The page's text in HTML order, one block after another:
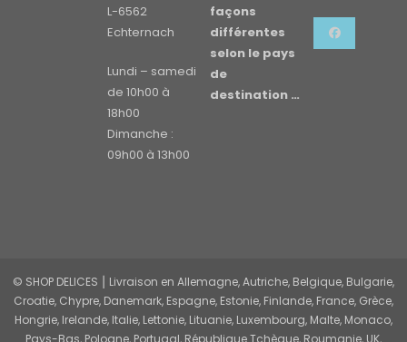
L-6562
Echternach
Lundi – samedi
de 10h00 à
18h00
Dimanche :
09h00 à 13h00
façons
différentes
selon le pays
de
destination …
© SHOP DELICES ⎮ Livraison en Allemagne, Autriche, Belgique, Bulgarie,
Croatie, Chypre, Danemark, Espagne, Estonie, Finlande, France, Grèce,
Hongrie, Irelande, Italie, Lettonie, Lituanie, Luxembourg, Malte, Monaco,
Pays-Bas, Pologne, Portugal, République Tchèque, Roumanie, UK,